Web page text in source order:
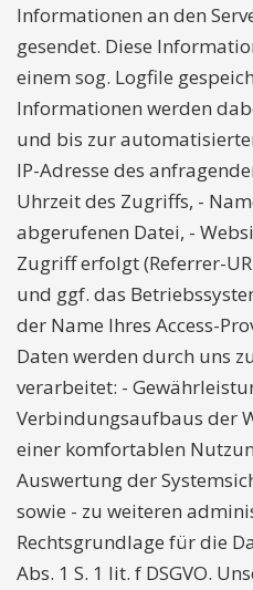
Informationen an den
gesendet. Diese
einem sog. Logfile
Informationen werden
und bis zur
IP-Adresse des
Uhrzeit des Zugriffs, -
abgerufenen Datei, -
Zugriff erfolgt (Referrer-
und ggf. das
der Name Ihres Access-
Daten werden durch uns
verarbeitet: -
Verbindungsaufbaus der
einer komfortablen
Auswertung der
sowie - zu weiteren
Rechtsgrundlage für die
Abs. 1 S. 1 lit. f DSGVO.